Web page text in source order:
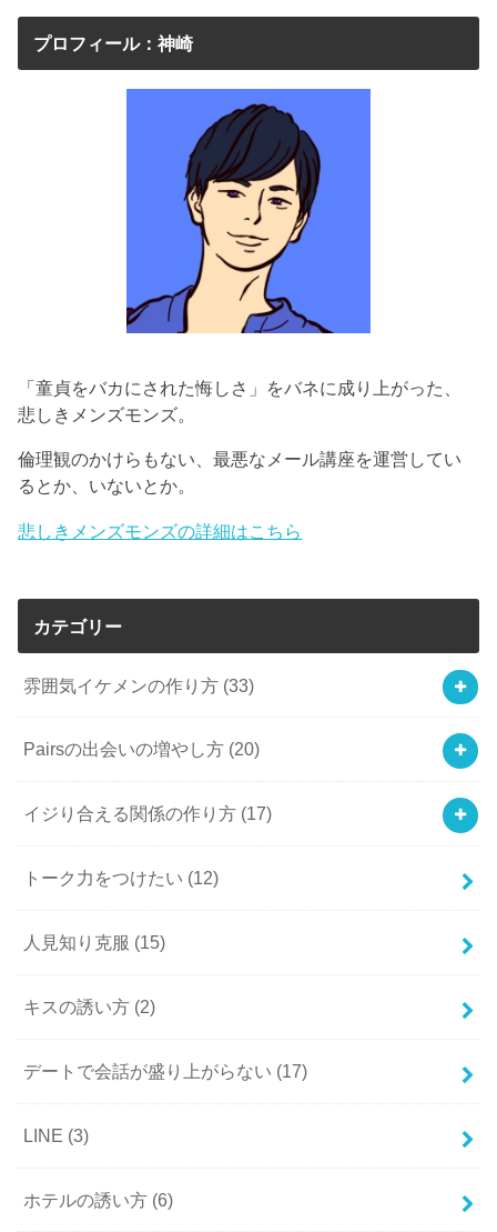
プロフィール：神崎
「童貞をバカにされた悔しさ」をバネに成り上がった、
悲しきメンズモンズ。
倫理観のかけらもない、最悪なメール講座を運営してい
るとか、いないとか。
悲しきメンズモンズの詳細はこちら
カテゴリー
雰囲気イケメンの作り方 (33)
Pairsの出会いの増やし方 (20)
イジり合える関係の作り方 (17)
トーク力をつけたい (12)
人見知り克服 (15)
キスの誘い方 (2)
デートで会話が盛り上がらない (17)
LINE (3)
ホテルの誘い方 (6)